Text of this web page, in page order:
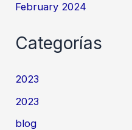
February 2024
Categorías
2023
2023
blog